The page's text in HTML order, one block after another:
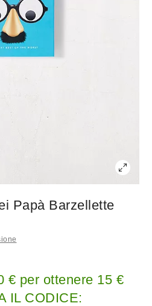
Papà Barzellette
€ per ottenere 15 €
IL CODICE: